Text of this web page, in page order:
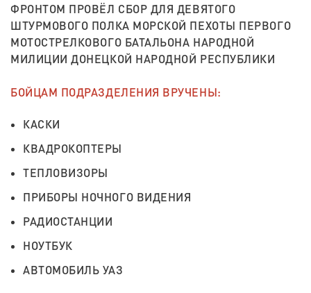
ФРОНТОМ ПРОВЁЛ СБОР ДЛЯ ДЕВЯТОГО
ШТУРМОВОГО ПОЛКА МОРСКОЙ ПЕХОТЫ ПЕРВОГО
МОТОСТРЕЛКОВОГО БАТАЛЬОНА НАРОДНОЙ
МИЛИЦИИ ДОНЕЦКОЙ НАРОДНОЙ РЕСПУБЛИКИ
БОЙЦАМ ПОДРАЗДЕЛЕНИЯ ВРУЧЕНЫ:
КАСКИ
КВАДРОКОПТЕРЫ
ТЕПЛОВИЗОРЫ
ПРИБОРЫ НОЧНОГО ВИДЕНИЯ
РАДИОСТАНЦИИ
НОУТБУК
АВТОМОБИЛЬ УАЗ